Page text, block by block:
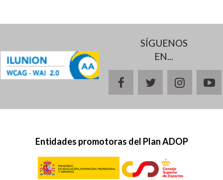
SÍGUENOS
EN...
facebooktwitter
Entidades promotoras del Plan ADOP